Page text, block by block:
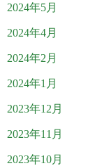
2024年5月
2024年4月
2024年2月
2024年1月
2023年12月
2023年11月
2023年10月